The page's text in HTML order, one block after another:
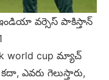
ఇండియా వర్సెస్ పాకిస్తాన్
world cup మ్యాచ్
ఎవరు గెలుస్తారు,